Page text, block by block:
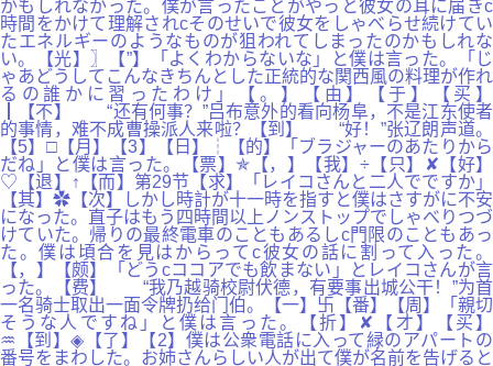
かもしれなかった。僕が言ったことがやっと彼女の耳に届きc
時間をかけて理解されcそのせいで彼女をしゃべらせ続けてい
たエネルギーのようなものが狙われてしまったのかもしれな
い。【光】〗【”】「よくわからないな」と僕は言った。「じ
ゃあどうしてこんなきちんとした正統的な関西風の料理が作れ
るの誰かに習ったわけ」【。】【由】【于】【买】
┃【不】 “还有何事？”吕布意外的看向杨阜，不是江东使者
的事情，难不成曹操派人来啦？【到】 “好！”张辽朗声道。
【5】□【月】【3】【日】┆【的】「ブラジャーのあたりから
だね」と僕は言った。【票】✯【，】【我】÷【只】✘【好】
♡【退】↑【而】第29节【求】「レイコさんと二人でですか」
【其】✿【次】しかし時計が十一時を指すと僕はさすがに不安
になった。直子はもう四時間以上ノンストップでしゃべりつづ
けていた。帰りの最終電車のこともあるしc門限のこともあっ
た。僕は頃合を見はからってc彼女の話に割って入った。
【，】【颇】「どうcココアでも飲まない」とレイコさんが言
った。【费】 “我乃越骑校尉伏德，有要事出城公干！”为首
一名骑士取出一面令牌扔给门伯。【一】卐【番】【周】「親切
そうな人ですね」と僕は言った。【折】✘【才】【买】
♒【到】◈【了】【2】僕は公衆電話に入って緑のアパートの
番号をまわした。お姉さんらしい人が出て僕が名前を告げると